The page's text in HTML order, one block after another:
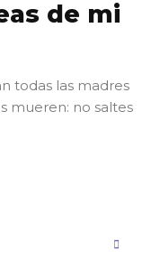
de mi
todas las madres
mueren: no saltes